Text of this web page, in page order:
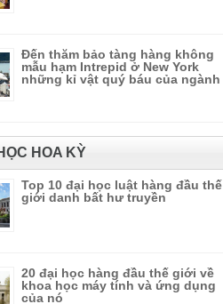
Đến thăm bảo tàng hàng không
mẫu hạm Intrepid ở New York
những kỉ vật quý báu của ngành
HOA KỲ
Top 10 đại học luật hàng đầu thế
giới danh bất hư truyền
20 đại học hàng đầu thế giới về
khoa học máy tính và ứng dụng
của nó